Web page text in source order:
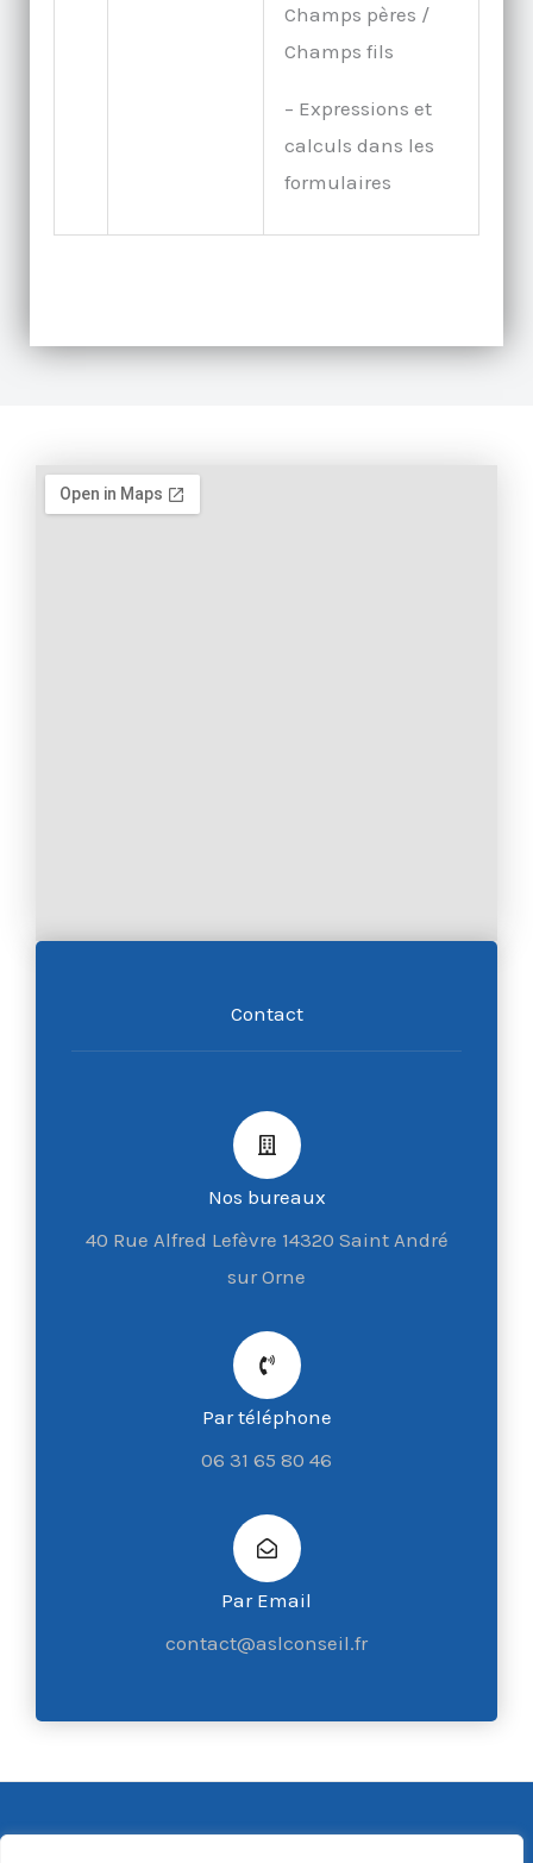
Champs pères /
Champs fils
– Expressions et
calculs dans les
formulaires
Contact
Nos bureaux
40 Rue Alfred Lefèvre 14320 Saint André
sur Orne
Par téléphone
06 31 65 80 46
Par Email
contact@aslconseil.fr